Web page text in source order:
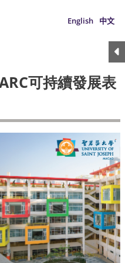
English 中文
可持續發展表